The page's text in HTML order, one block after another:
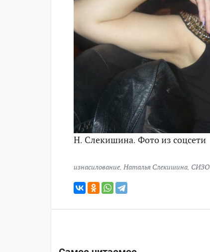
Н. Слекишина. Фото из соцсети
изнасилование Наталья Слекишина СИЗО